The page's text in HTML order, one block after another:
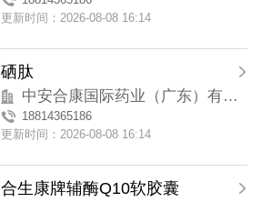
更新时间：2026-08-08 16:14
硒肽
中安合康国际药业（广东）有限公司
18814365186
更新时间：2026-08-08 16:14
合生康牌辅酶Q10软胶囊